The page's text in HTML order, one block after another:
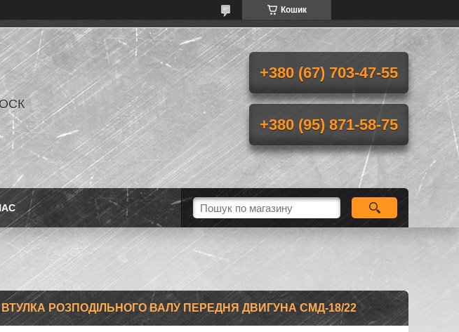
Кошик
+380 (67) 703-47-55
+380 (95) 871-58-75
ВТУЛКА РОЗПОДІЛЬНОГО ВАЛУ ПЕРЕДНЯ ДВИГУНА СМД-18/22